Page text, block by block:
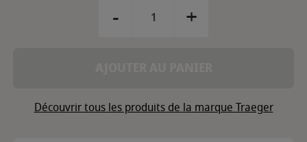
- +
Découvrir tous les produits de la marque Traeger